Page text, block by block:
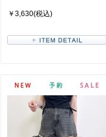
￥3,630(税込)